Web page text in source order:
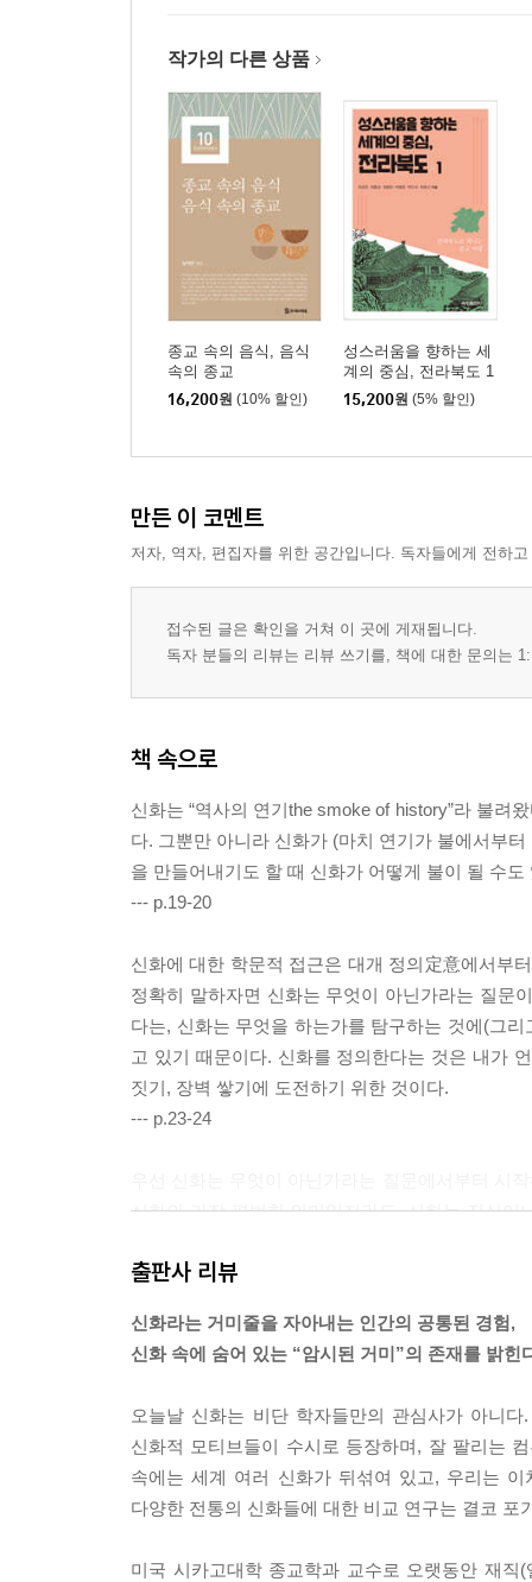
작가의 다른 상품
종교 속의 음식, 음식
속의 종교
16,200원 (10% 할인)
성스러움을 향하는 세
계의 중심, 전라북도 1
15,200원 (5% 할인)
만든 이 코멘트
저자, 역자, 편집자를 위한 공간입니다. 독자들에게 전하
접수된 글은 확인을 거쳐 이 곳에 게재됩니다.
독자 분들의 리뷰는 리뷰 쓰기를, 책에 대한 문의는
책 속으로
신화는 “역사의 연기the smoke of history”라 불려
다. 그뿐만 아니라 신화가 (마치 연기가 불에서부
을 만들어내기도 할 때 신화가 어떻게 불이 될 수
--- p.19-20
신화에 대한 학문적 접근은 대개 정의定意에서부
정확히 말하자면 신화는 무엇이 아닌가라는 질문
다는, 신화는 무엇을 하는가를 탐구하는 것에(그
고 있기 때문이다. 신화를 정의한다는 것은 내가
짓기, 장벽 쌓기에 도전하기 위한 것이다.
--- p.23-24
신화의 가장 평범한 의미일지라도, 신화는 진실
라고 믿는 이야기라는 점이다.
나는 이 책의 독자, 특히 1장을 읽은 독자가 누군
의 나머지 부분을 썼다.
--- p.32-33
신화는 우주에 관한 무지의 끔찍한 심연과 비록
출판사 리뷰
신화라는 거미줄을 자아내는 인간의 공통된 경험,
신화 속에 숨어 있는 “암시된 거미”의 존재를 밝힌
오늘날 신화는 비단 학자들만의 관심사가 아니
신화적 모티브들이 수시로 등장하며, 잘 팔리는
속에는 세계 여러 신화가 뒤섞여 있고, 우리는
다양한 전통의 신화들에 대한 비교 연구는 결코 포
미국 시카고대학 종교학과 교수로 오랫동안 재